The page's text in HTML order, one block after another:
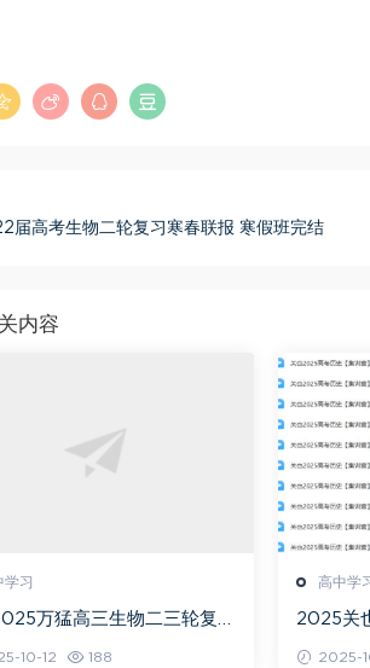
届高考生物二轮复习寒春联报 寒假班完结
内容
学习
万猛高三生物二三轮复习
10-12 188
高中学
2025关
2025-